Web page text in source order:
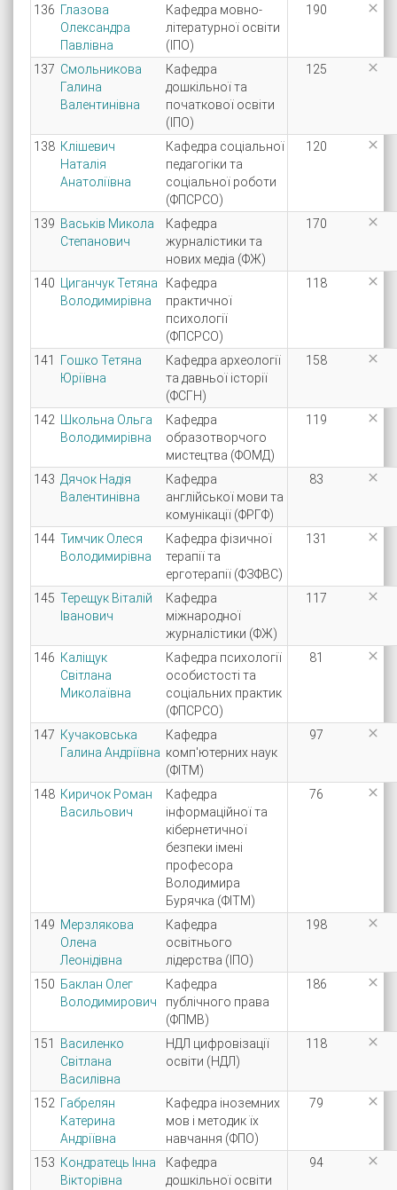
136 Глазова
Олександра
Павлівна
Кафедра мовно-
літературної освіти
(ІПО)
190 
137 Смольникова
Галина
Валентинівна
Кафедра
дошкільної та
початкової освіти
(ІПО)
125 
138 Клішевич
Наталія
Анатоліївна
Кафедра соціальної
педагогіки та
соціальної роботи
(ФПСРСО)
120 
139 Васьків Микола
Степанович
Кафедра
журналістики та
нових медіа (ФЖ)
170 
140
Циганчук Тетяна
Володимирівна
Кафедра
практичної
психології
(ФПСРСО)
118 
141
Гошко Тетяна
Юріївна
Кафедра археології
та давньої історії
(ФСГН)
158 
142
Школьна Ольга
Володимирівна
Кафедра
образотворчого
мистецтва (ФОМД)
119 
143 Дячок Надія
Валентинівна
Кафедра
англійської мови та
комунікації (ФРГФ)
83 
144 Тимчик Олеся
Володимирівна
Кафедра фізичної
терапії та
ерготерапії (ФЗФВС)
131 
145 Терещук Віталій
Іванович
Кафедра
міжнародної
журналістики (ФЖ)
117 
146 Каліщук
Світлана
Миколаївна
Кафедра психології
особистості та
соціальних практик
(ФПСРСО)
81 
147 Кучаковська
Галина Андріївна
Кафедра
комп'ютерних наук
(ФІТМ)
97 
148 Киричок Роман
Васильович
Кафедра
інформаційної та
кібернетичної
безпеки імені
професора
Володимира
Бурячка (ФІТМ)
76 
149 Мерзлякова
Олена
Леонідівна
Кафедра
освітнього
лідерства (ІПО)
198 
150 Баклан Олег
Володимирович
Кафедра
публічного права
(ФПМВ)
186 
151
Василенко
Світлана
Василівна
НДЛ цифровізації
освіти (НДЛ)
118 
152 Габрелян
Катерина
Андріївна
Кафедра іноземних
мов і методик їх
навчання (ФПО)
79 
153 Кондратець Інна
Вікторівна
Кафедра
дошкільної освіти
94 